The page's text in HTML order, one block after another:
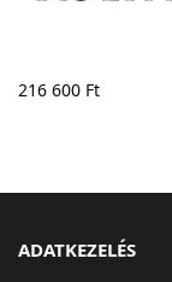
216 600 Ft
ADATKEZELÉS